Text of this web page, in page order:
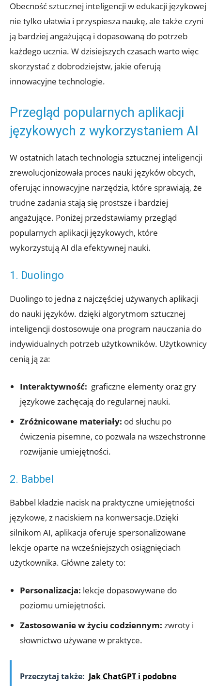
Obecność sztucznej inteligencji ‌w⁤ edukacji językowej
nie ⁣tylko ⁢ułatwia i przyspiesza ​naukę, ale także czyni
ją⁢ bardziej ‌angażującą‌ i⁣ dopasowaną do potrzeb⁤
każdego⁤ ucznia. W dzisiejszych czasach warto⁢ więc
skorzystać z dobrodziejstw, jakie oferują
innowacyjne technologie.
Przegląd popularnych aplikacji
językowych z wykorzystaniem AI
W⁢ ostatnich latach technologia sztucznej inteligencji
zrewolucjonizowała proces ⁤nauki języków⁢ obcych,
oferując innowacyjne narzędzia, które‌ sprawiają, że
‍trudne zadania‍ stają⁢ się⁣ prostsze i ⁤bardziej
angażujące. Poniżej ⁤przedstawiamy przegląd
popularnych aplikacji językowych, które⁢
wykorzystują ​AI‌ dla efektywnej nauki.
1. Duolingo
Duolingo to jedna z ​najczęściej używanych aplikacji
do nauki języków. dzięki algorytmom sztucznej
inteligencji ‌dostosowuje ona⁢ program nauczania do
indywidualnych potrzeb użytkowników. Użytkownicy
cenią ⁣ją ​za:
Interaktywność: ⁢ graficzne​ elementy oraz gry
językowe zachęcają ‍do regularnej⁤ nauki.
Zróżnicowane materiały: od słuchu po
ćwiczenia pisemne, ‍co pozwala‍ na wszechstronne
rozwijanie umiejętności.
2. Babbel
Babbel ⁤kładzie⁣ nacisk⁤ na praktyczne ​umiejętności ​
językowe,‍ z naciskiem na konwersacje.Dzięki
silnikom ⁣AI, aplikacja oferuje spersonalizowane
lekcje oparte‍ na ‌wcześniejszych⁣ osiągnięciach
użytkownika. Główne zalety to:
Personalizacja: lekcje dopasowywane⁣ do‍
poziomu umiejętności.
Zastosowanie w życiu codziennym: zwroty i
słownictwo używane w praktyce.
Przeczytaj także: Jak ChatGPT i podobne